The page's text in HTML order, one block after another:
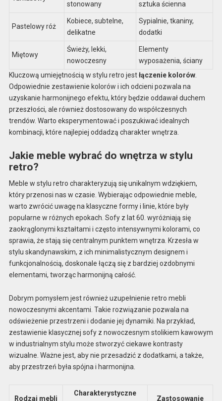
stonowany
sztuka ścienna
Pastelowy róż
Kobiece, subtelne,
delikatne
Sypialnie, tkaniny,
dodatki
Miętowy
Świeży, lekki,
nowoczesny
Elementy
wyposażenia, ściany
Kluczową umiejętnością w stylu retro jestłączenie kolorów.
Odpowiednie zestawienie kolorów i ich odcieni pozwala na
uzyskanie harmonijnego efektu, który będzie oddawał duchem
przeszłości, ale również dostosowany do współczesnych
trendów. Warto eksperymentować i poszukiwać idealnych
kombinacji, które najlepiej oddadzą charakter wnętrza.
Jakie meble wybrać do wnętrza w stylu
retro?
Meble w stylu retro charakteryzują się unikalnym wdziękiem,
który przenosi nas w czasie. Wybierając odpowiednie meble,
warto zwrócić uwagę na klasyczne formy i linie, które były
popularne w różnych epokach. Sofy z lat 60. wyróżniają się
zaokrąglonymi kształtami i często intensywnymi kolorami, co
sprawia, że stają się centralnym punktem wnętrza. Krzesła w
stylu skandynawskim, z ich minimalistycznym designem i
funkcjonalnością, doskonale łączą się z bardziej ozdobnymi
elementami, tworząc harmonijną całość.
Dobrym pomysłem jest również uzupełnienie retro mebli
nowoczesnymi akcentami. Takie rozwiązanie pozwala na
odświeżenie przestrzeni i dodanie jej dynamiki. Na przykład,
zestawienie klasycznej sofy z nowoczesnym stolikiem kawowym
w industrialnym stylu może stworzyć ciekawe kontrasty
wizualne. Ważne jest, aby nie przesadzić z dodatkami, a także,
aby przestrzeń była spójna i harmonijna.
Rodzaj mebli
Charakterystyczne
Zastosowanie